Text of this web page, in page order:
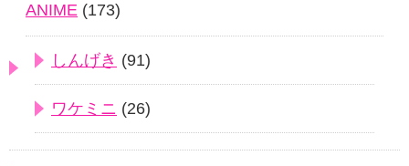
ANIME (173)
しんげき (91)
ワケミニ (26)